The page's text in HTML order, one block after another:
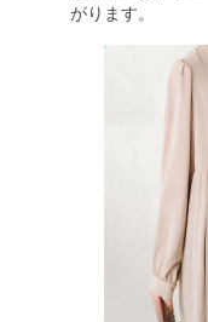
がります。